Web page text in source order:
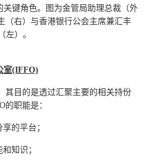
键角色。图为金管局助理总裁（外
（右）与香港银行公会主席兼汇丰
左）。
室(IFFO)
其目的是透过汇聚主要的相关持份
的职能是：
的平台；
知识；